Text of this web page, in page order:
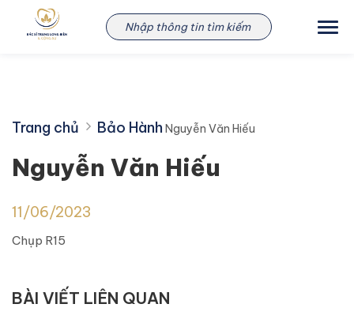
Nguyễn Văn Hiếu
Trang chủ Bảo Hành Nguyễn Văn Hiếu
Nguyễn Văn Hiếu
11/06/2023
Chụp R15
BÀI VIẾT LIÊN QUAN